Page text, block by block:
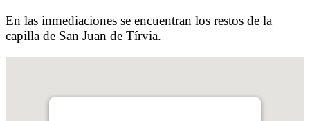
En las inmediaciones se encuentran los restos de la
capilla de San Juan de Tírvia.